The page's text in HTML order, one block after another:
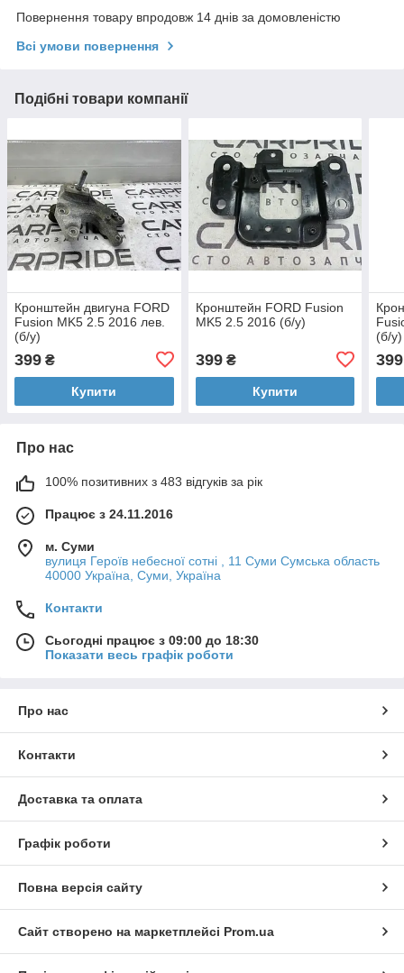
Повернення товару впродовж 14 днів за домовленістю
Всі умови повернення
Подібні товари компанії
Кронштейн двигуна FORD
Fusion MK5 2.5 2016 лев.
(б/у)
399 ₴
Купити
Кронштейн FORD Fusion
MK5 2.5 2016 (б/у)
399₴
Купити
(б/у)
399
Про нас
100% позитивних з 483 відгуків за рік
Працює з 24.11.2016
м. Суми
вулиця Героїв небесної сотні , 11 Суми Сумська область
40000 Україна, Суми, Україна
Контакти
Сьогодні працює з 09:00 до 18:30
Показати весь графік роботи
Про нас
Контакти
Доставка та оплата
Графік роботи
Повна версія сайту
Сайт створено на маркетплейсі Prom.ua